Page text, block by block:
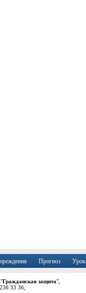
Прогноз
Гражданская защита",
33 36,